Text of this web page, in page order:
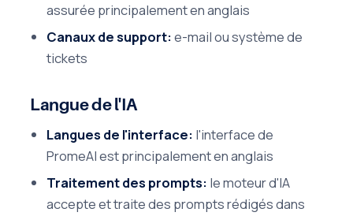
assurée principalement en anglais
Canaux de support:e-mail ou système de
tickets
Langue de l'IA
Langues de l'interface: l'interface de
PromeAI est principalement en anglais
Traitement des prompts: le moteur d'IA
accepte et traite des prompts rédigés dans